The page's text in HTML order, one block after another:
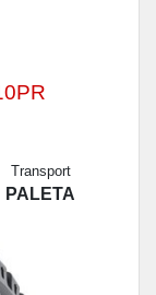
Transport
PALETA